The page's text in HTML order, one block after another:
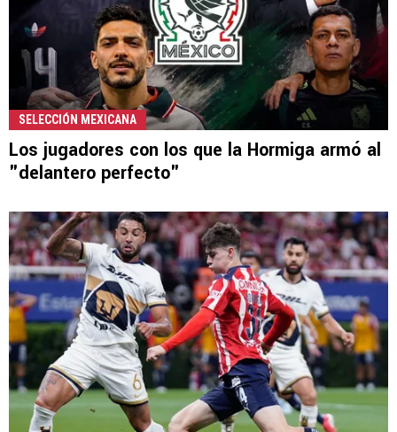
SELECCIÓN MEXICANA
Los jugadores con los que la Hormiga armó al
"delantero perfecto"